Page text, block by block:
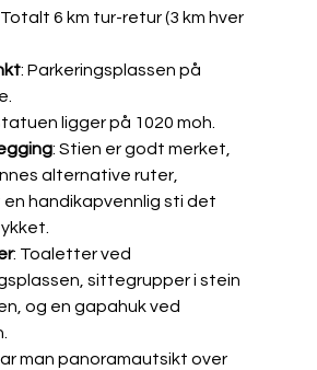
Totalt 6 km tur-retur (3 km hver
: Parkeringsplassen på
ligger på 1020 moh.
: Stien er godt merket,
alternative ruter,
en handikapvennlig sti det
: Toaletter ved
sittegrupper i stein
og en gapahuk ved
man panoramautsikt over